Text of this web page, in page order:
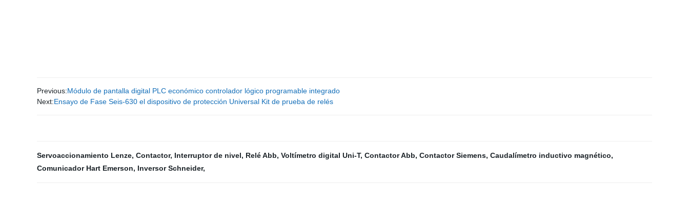
Previous:Módulo de pantalla digital PLC económico controlador lógico programable integrado
Next:Ensayo de Fase Seis-630 el dispositivo de protección Universal Kit de prueba de relés
Servoaccionamiento Lenze, Contactor, Interruptor de nivel, Relé Abb, Voltímetro digital Uni-T, Contactor Abb, Contactor Siemens, Caudalímetro inductivo magnético,
Comunicador Hart Emerson, Inversor Schneider,